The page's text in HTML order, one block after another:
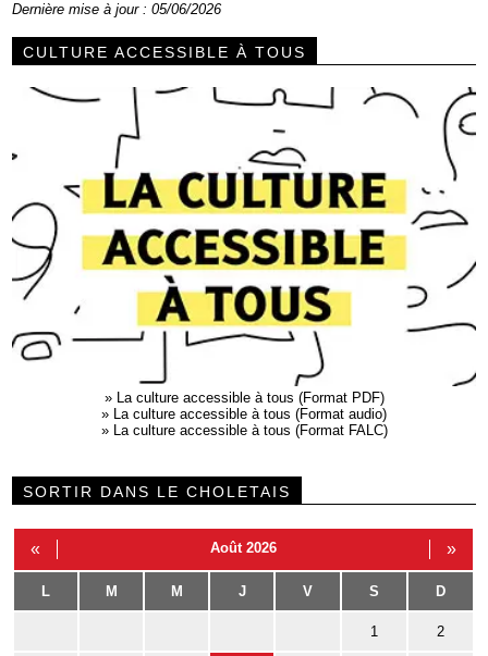
Dernière mise à jour : 05/06/2026
CULTURE ACCESSIBLE À TOUS
» La culture accessible à tous (Format PDF)
» La culture accessible à tous (Format audio)
» La culture accessible à tous (Format FALC)
SORTIR DANS LE CHOLETAIS
« Août 2026 »
L M M J V S D
1 2